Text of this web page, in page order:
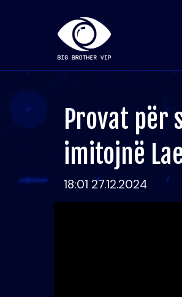
Provat për
imitojnë
18:01 27.12.2024